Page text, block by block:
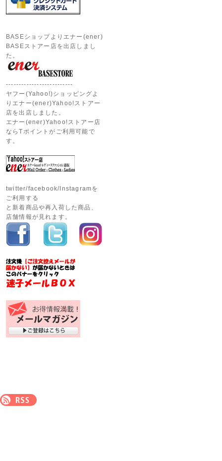
BASEショップよりエナー(ener)
BASEストアー店を出店しまし
た。
--------------------------
ヤフー(Yahoo!)ショッピングよ
りエナー(ener)Yahoo!ストアー
店を出店しました。
エナー(ener)Yahoo!ストアー店
ならTポイントがご利用可能で
す。
twitter/facebook/Instagramを
ご利用する
と新着商品や再入荷した商品、
店舗情報が見れます。